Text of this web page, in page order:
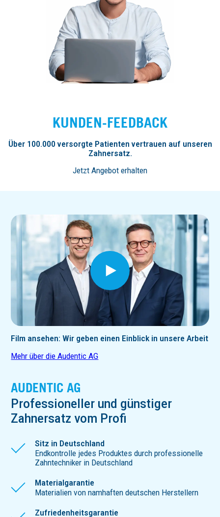
KUNDEN-FEEDBACK
Über 100.000 versorgte Patienten vertrauen auf unseren
Zahnersatz.
Jetzt Angebot erhalten
Film ansehen: Wir geben einen Einblick in unsere Arbeit
Mehr über die Audentic AG
AUDENTIC AG
Profes­sio­neller und günstiger
Zahnersatz vom Profi
Sitz in Deutschland
Endkontrolle jedes Produktes durch professionelle
Zahntechniker in Deutschland
Materialgarantie
Materialien von namhaften deutschen Herstellern
Zufriedenheitsgarantie